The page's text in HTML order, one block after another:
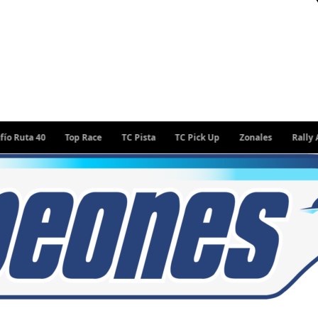
Top Race TC Pista TC Pick Up Zonales Rally Argentino